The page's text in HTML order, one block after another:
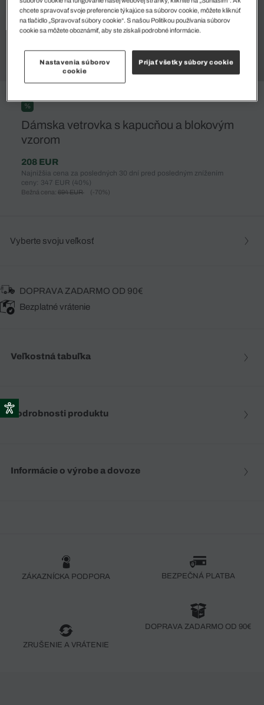
%
Dámska vetrovka s kapucňou a blokovým
vzorom
208 EUR
Najnižšia cena za posledných 30 dní pred posledným znížením
ceny: 347 EUR (40%)
Bežná cena: 694 EUR (-70%)
Vyberte svoju veľkosť
DOPRAVA ZADARMO OD 90€
Bezplatné vrátenie
Veľkostná tabuľka
Podrobnosti produktu
Informácie o výrobe a dovoze
ZÁKAZNÍCKA PODPORA BEZPEČNÁ PLATBA
ZRUŠENIE A VRÁTENIE
DOPRAVA ZADARMO OD 90€
chcete spravovať svoje preferencie týkajúce sa súborov cookie, môžete kliknúť
na tlačidlo „Spravovať súbory cookie“. S našou Politikou používania súborov
cookie sa môžete oboznámiť, aby ste získali podrobné informácie.
Nastavenia súborov
cookie
Prijať všetky súbory cookie